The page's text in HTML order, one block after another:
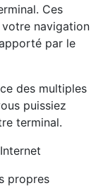
Ces
votre navigation
par le
des multiples
puissiez
terminal.
propres